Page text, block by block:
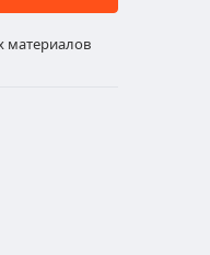
материалов